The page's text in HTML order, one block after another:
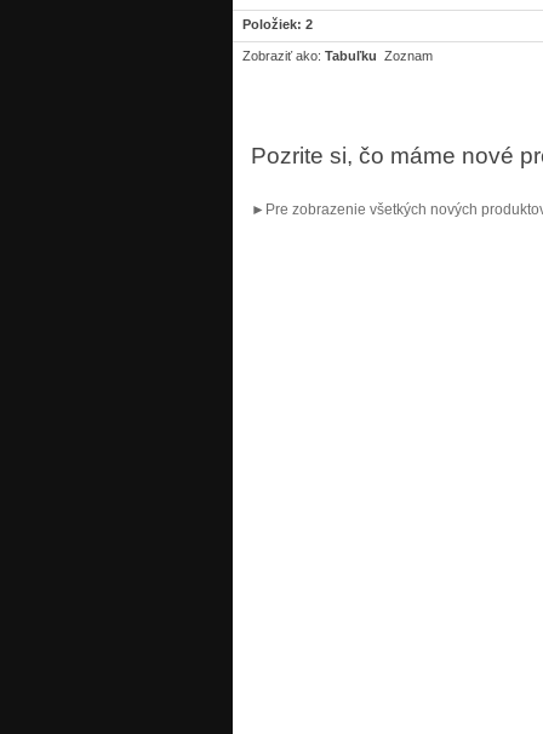
Položiek: 2
Zobraziť ako: Tabuľku Zoznam
Pozrite si, čo máme nové
►Pre zobrazenie všetkých nových